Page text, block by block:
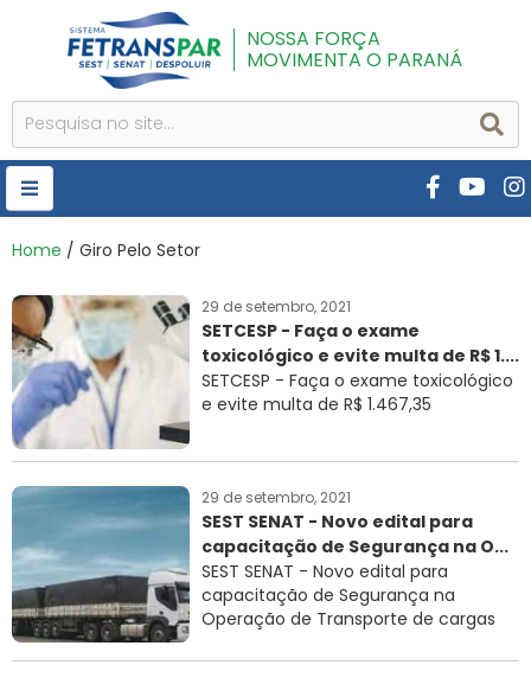
NOSSA FORÇA
MOVIMENTA O PARANÁ
HOME
PUBLICAÇÕES
CURSOS E EVENTOS
SEST SENAT
DESPOLUIR
AR INSTITUTO
RNTRC
CONTATO
Home / Giro Pelo Setor
29 de setembro, 2021
SETCESP - Faça o exame
toxicológico e evite multa de R$ 1....
SETCESP - Faça o exame toxicológico
e evite multa de R$ 1.467,35
29 de setembro, 2021
SEST SENAT - Novo edital para
capacitação de Segurança na O...
SEST SENAT - Novo edital para
capacitação de Segurança na
Operação de Transporte de cargas